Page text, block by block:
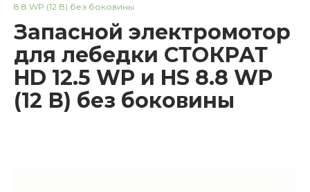
8.8 WP (12 В) без боковины
Запасной электромотор
для лебедки СТОКРАТ
HD 12.5 WP и HS 8.8 WP
(12 В) без боковины